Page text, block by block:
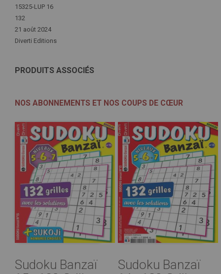
d'infos
15325-LUP 16
132
21 août 2024
Diverti Editions
PRODUITS ASSOCIÉS
NOS ABONNEMENTS ET NOS COUPS DE CŒUR
Sudoku Banzaï
Sudoku Banzaï